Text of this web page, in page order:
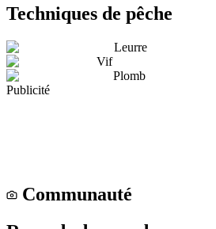
Techniques de pêche
Leurre
Vif
Plomb
Publicité
Communauté